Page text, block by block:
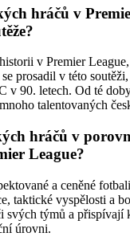
hráčů v
v Premier
prosadil v této
v 90. letech. Od té
talentovaných
hráčů v
League?
a ceněné
taktické vyspělosti a
svých týmů a přispívají
úrovni.